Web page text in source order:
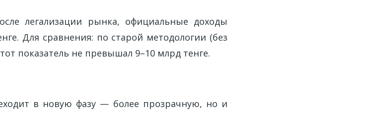
легализации рынка, официальные доходы
Для сравнения: по старой методологии (без
показатель не превышал 9–10 млрд тенге.
в новую фазу — более прозрачную, но и